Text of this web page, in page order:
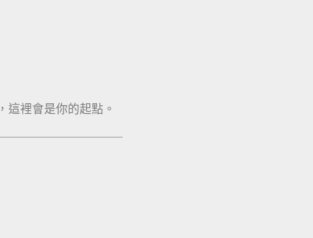
這裡會是你的起點。